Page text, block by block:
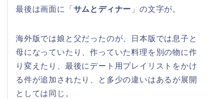
最後は画面に「 サムとディナー 」の文字が。
海外版では娘と父だったのが、日本版では息子と
母になっていたり、作っていた料理を別の物に作
り変えたり、最後にデート用プレイリストをかけ
る件が追加されたり、と多少の違いはあるが展開
としては同じ。